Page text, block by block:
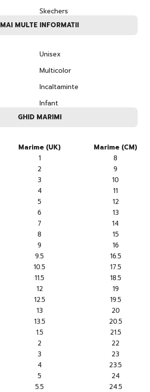
Skechers
MAI MULTE INFORMATII
Unisex
Multicolor
Incaltaminte
Infant
GHID MARIMI
Marime (UK)
Marime (CM)
1
8
2
9
3
10
4
11
5
12
6
13
7
14
8
15
9
16
9.5
16.5
10.5
17.5
11.5
18.5
12
19
12.5
19.5
13
20
13.5
20.5
1.5
21.5
2
22
3
23
4
23.5
5
24
5.5 24.5